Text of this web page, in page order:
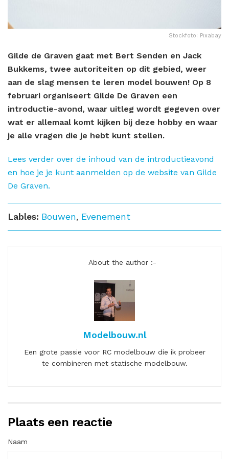
Stockfoto: Pixabay
Gilde de Graven gaat met Bert Senden en Jack
Bukkems, twee autoriteiten op dit gebied, weer
aan de slag mensen te leren model bouwen! Op 8
februari organiseert Gilde De Graven een
introductie-avond, waar uitleg wordt gegeven over
wat er allemaal komt kijken bij deze hobby en waar
je alle vragen die je hebt kunt stellen.
Lees verder over de inhoud van de introductieavond
en hoe je je kunt aanmelden op de website van Gilde
De Graven.
Lables: Bouwen, Evenement
About the author :-
Modelbouw.nl
Een grote passie voor RC modelbouw die ik probeer
te combineren met statische modelbouw.
Plaats een reactie
Naam